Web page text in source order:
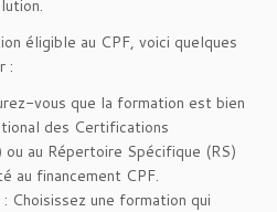
éligible au CPF, voici quelques
:
vous que la formation est bien
des Certifications
au Répertoire Spécifique (RS)
au financement CPF.
: Choisissez une formation qui